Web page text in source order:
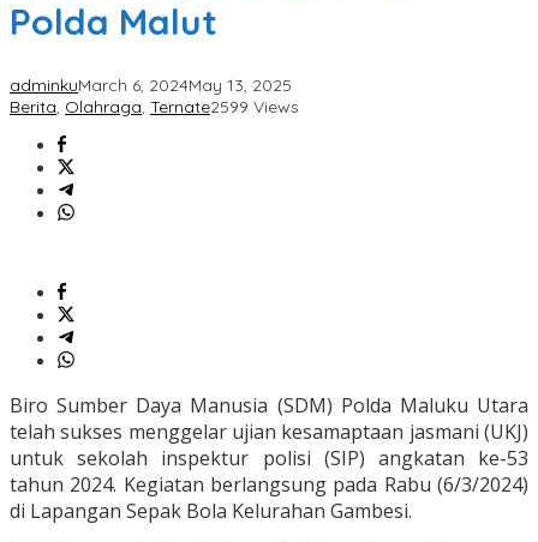
Polda Malut
adminkuMarch 6, 2024May 13, 2025
Berita, Olahraga, Ternate2599 Views
Biro Sumber Daya Manusia (SDM) Polda Maluku Utara
telah sukses menggelar ujian kesamaptaan jasmani (UKJ)
untuk sekolah inspektur polisi (SIP) angkatan ke-53
tahun 2024. Kegiatan berlangsung pada Rabu (6/3/2024)
di Lapangan Sepak Bola Kelurahan Gambesi.